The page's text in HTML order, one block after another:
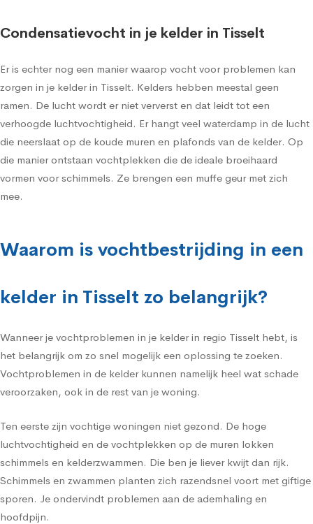
Condensatievocht in je kelder in Tisselt
Er is echter nog een manier waarop vocht voor problemen kan
zorgen in je kelder in Tisselt. Kelders hebben meestal geen
ramen. De lucht wordt er niet ververst en dat leidt tot een
verhoogde luchtvochtigheid. Er hangt veel waterdamp in de lucht
die neerslaat op de koude muren en plafonds van de kelder. Op
die manier ontstaan vochtplekken die de ideale broeihaard
vormen voor schimmels. Ze brengen een muffe geur met zich
mee.
Waarom is vochtbestrijding in een
kelder in Tisselt zo belangrijk?
Wanneer je vochtproblemen in je kelder in regio Tisselt hebt, is
het belangrijk om zo snel mogelijk een oplossing te zoeken.
Vochtproblemen in de kelder kunnen namelijk heel wat schade
veroorzaken, ook in de rest van je woning.
Ten eerste zijn vochtige woningen niet gezond. De hoge
luchtvochtigheid en de vochtplekken op de muren lokken
schimmels en kelderzwammen. Die ben je liever kwijt dan rijk.
Schimmels en zwammen planten zich razendsnel voort met giftige
sporen. Je ondervindt problemen aan de ademhaling en
hoofdpijn.